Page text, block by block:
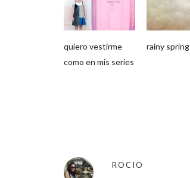
quiero vestirme
como en mis series
rainy spring
ROCIO